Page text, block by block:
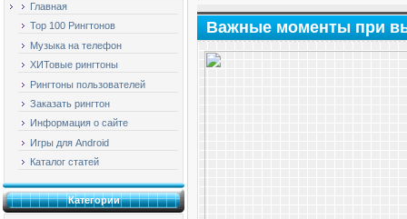
Главная
Top 100 Рингтонов
Музыка на телефон
ХИТовые рингтоны
Рингтоны пользователей
Заказать рингтон
Информация о сайте
Игры для Android
Каталог статей
Категории
Важные моменты при